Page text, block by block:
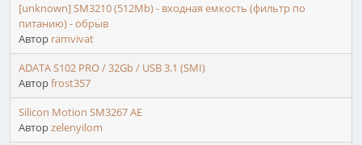
[unknown] SM3210 (512Mb) - входная емкость (фильтр по
питанию) - обрыв
Автор ramvivat
ADATA S102 PRO / 32Gb / USB 3.1 (SMI)
Авторfrost357
Silicon Motion SM3267 AE
Авторzelenyilom